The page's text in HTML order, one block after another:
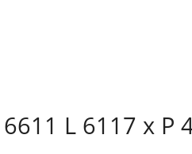
L 6117 x